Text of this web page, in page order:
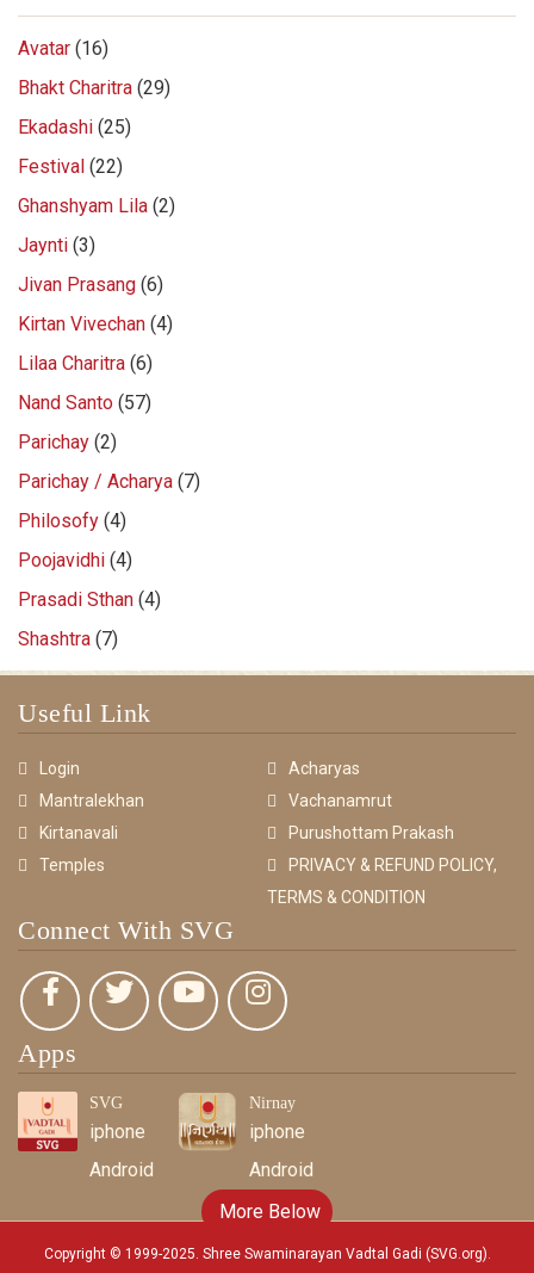
Avatar (16)
Bhakt Charitra (29)
Ekadashi (25)
Festival (22)
Ghanshyam Lila (2)
Jaynti (3)
Jivan Prasang (6)
Kirtan Vivechan (4)
Lilaa Charitra (6)
Nand Santo (57)
Parichay (2)
Parichay / Acharya (7)
Philosofy (4)
Poojavidhi (4)
Prasadi Sthan (4)
Shashtra (7)
Useful Link
Login
Acharyas
Mantralekhan
Vachanamrut
Kirtanavali
Purushottam Prakash
Temples
PRIVACY & REFUND POLICY,
TERMS & CONDITION
Connect With SVG
Apps
SVG
iphone
Android
Nirnay
iphone
Android
Copyright © 1999-2025. Shree Swaminarayan Vadtal Gadi (SVG.org).
More Below